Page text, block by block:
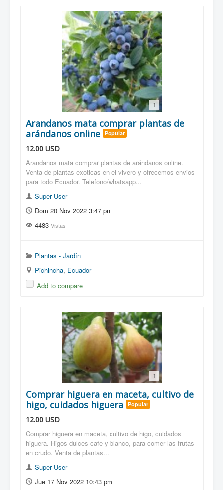
1
Arandanos mata comprar plantas de
arándanos online Popular
12.00 USD
Arandanos mata comprar plantas de arándanos online.
Venta de plantas exoticas en el vivero y ofrecemos envios
para todo Ecuador. Telefono/whatsapp...
Super User
Dom 20 Nov 2022 3:47 pm
4483 Vistas
Plantas - Jardín
Pichincha, Ecuador
Add to compare
1
Comprar higuera en maceta, cultivo de
higo, cuidados higuera Popular
12.00 USD
Comprar higuera en maceta, cultivo de higo, cuidados
higuera. Higos dulces cafe y blanco, para comer las frutas
en crudo. Venta de plantas...
Super User
Jue 17 Nov 2022 10:43 pm